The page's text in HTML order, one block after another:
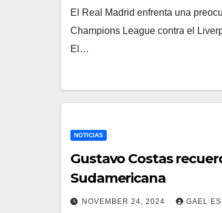
El Real Madrid enfrenta una
Champions League contra el
El…
NOTICIAS
Gustavo Costas
Sudamericana
NOVEMBER 24, 2024 GAEL